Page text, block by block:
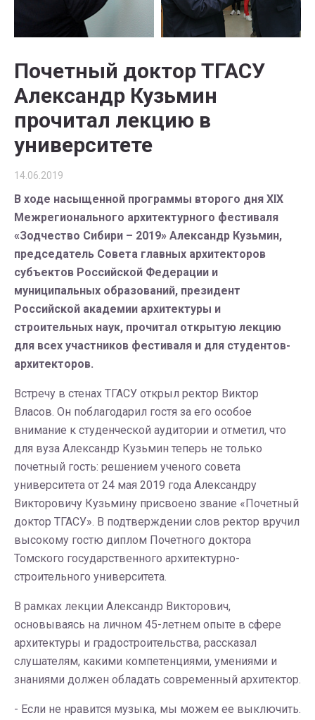
Почетный доктор ТГАСУ
Александр Кузьмин
прочитал лекцию в
университете
14.06.2019
В ходе насыщенной программы второго дня XIX
Межрегионального архитектурного фестиваля
«Зодчество Сибири – 2019» Александр Кузьмин,
председатель Совета главных архитекторов
субъектов Российской Федерации и
муниципальных образований, президент
Российской академии архитектуры и
строительных наук, прочитал открытую лекцию
для всех участников фестиваля и для студентов-
архитекторов.
Встречу в стенах ТГАСУ открыл ректор Виктор
Власов. Он поблагодарил гостя за его особое
внимание к студенческой аудитории и отметил, что
для вуза Александр Кузьмин теперь не только
почетный гость: решением ученого совета
университета от 24 мая 2019 года Александру
Викторовичу Кузьмину присвоено звание «Почетный
доктор ТГАСУ». В подтверждении слов ректор вручил
высокому гостю диплом Почетного доктора
Томского государственного архитектурно-
строительного университета.
В рамках лекции Александр Викторович,
основываясь на личном 45-летнем опыте в сфере
архитектуры и градостроительства, рассказал
слушателям, какими компетенциями, умениями и
знаниями должен обладать современный архитектор.
- Если не нравится музыка, мы можем ее выключить.